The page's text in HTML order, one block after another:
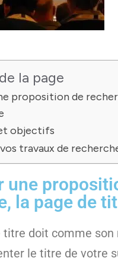
la page
proposition de
objectifs
travaux de
une
la page de
titre doit comme son
le titre de votre